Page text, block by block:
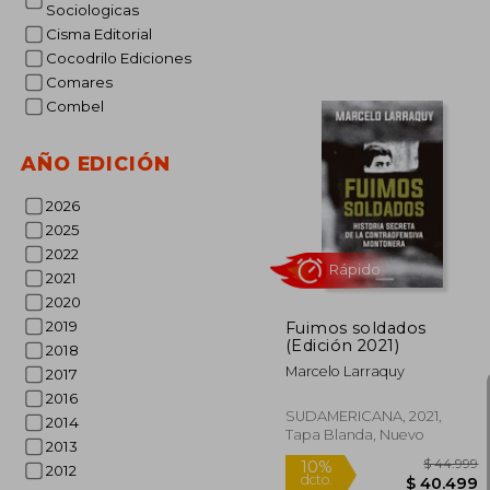
Sociologicas
Cisma Editorial
Cocodrilo Ediciones
Comares
Combel
AÑO EDICIÓN
2026
2025
2022
2021
2020
2019
2018
2017
2016
2014
2013
2012
10%
dcto.
Fuimos soldados
(Edición 2021)
Marcelo Larraquy
SUDAMERICANA, 2021,
Tapa Blanda, Nuevo